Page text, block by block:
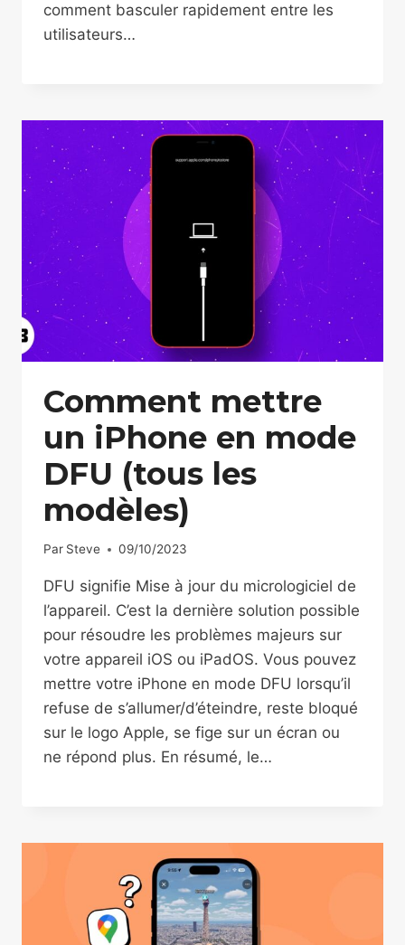
comment basculer rapidement entre les
utilisateurs…
Comment mettre
un iPhone en mode
DFU (tous les
modèles)
Par Steve 09/10/2023
DFU signifie Mise à jour du micrologiciel de
l’appareil. C’est la dernière solution possible
pour résoudre les problèmes majeurs sur
votre appareil iOS ou iPadOS. Vous pouvez
mettre votre iPhone en mode DFU lorsqu’il
refuse de s’allumer/d’éteindre, reste bloqué
sur le logo Apple, se fige sur un écran ou
ne répond plus. En résumé, le…